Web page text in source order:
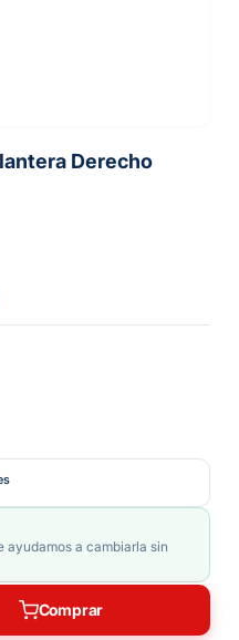
Derecho
ayudamos a cambiarla sin
Comprar